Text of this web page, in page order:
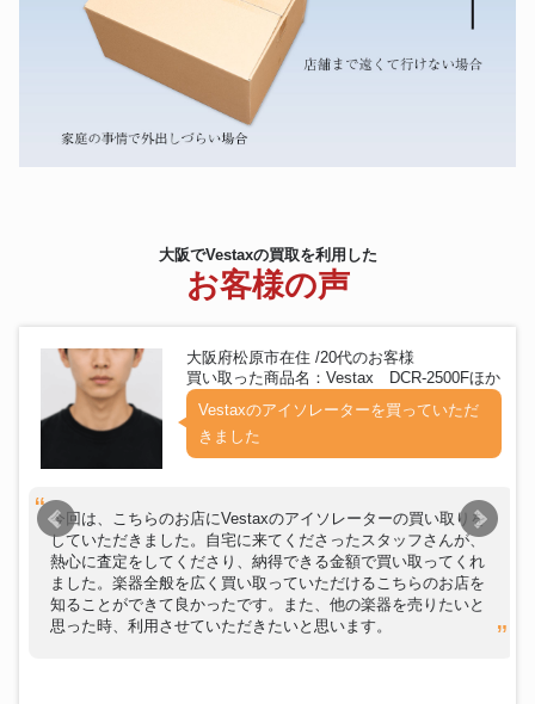
大阪でVestaxの買取を利用した
お客様の声
大阪府松原市在住 /20代のお客様
買い取った商品名：Vestax DCR-2500Fほか
Vestaxのアイソレーターを買っていただ
きました
今回は、こちらのお店にVestaxのアイソレーターの買い取りを
していただきました。自宅に来てくださったスタッフさんが、
熱心に査定をしてくださり、納得できる金額で買い取ってくれ
ました。楽器全般を広く買い取っていただけるこちらのお店を
知ることができて良かったです。また、他の楽器を売りたいと
思った時、利用させていただきたいと思います。